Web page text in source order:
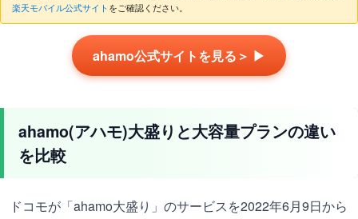
楽天モバイル公式サイト をご確認ください。
ahamo公式サイトを見る＞ ▶
ahamo(アハモ)大盛りと大容量プランの違い
を比較
ドコモが「ahamo大盛り」のサービスを2022年6月9日から